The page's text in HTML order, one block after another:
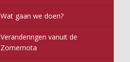
Wat gaan we doen?
Veranderingen vanuit de
Zomernota